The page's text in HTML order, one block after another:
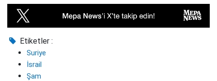
Etiketler :
Suriye
İsrail
Şam